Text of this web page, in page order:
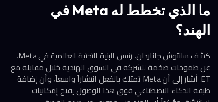
ما الذي تخطط له Meta في
الهند؟
كشف سانتوش جاناردان، رئيس البنية التحتية العالمية في Meta،
عن طموحات ضخمة للشركة في السوق الهندية خلال مقابلة مع
ET. أشار إلى أن Meta تمتلك بالفعل انتشاراً واسعاً، وأن إضافة
طبقة الذكاء الاصطناعي فوق هذا الوصول يفتح إمكانيات